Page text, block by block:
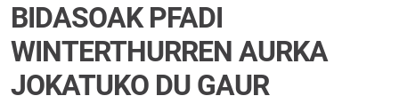
BIDASOAK PFADI
WINTERTHURREN AURKA
JOKATUKO DU GAUR